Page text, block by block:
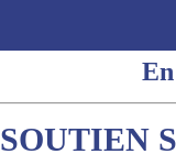
SOUTIEN